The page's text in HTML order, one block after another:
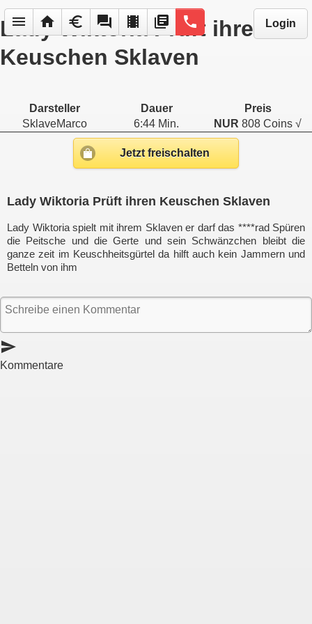
menu home euro forum local_movies library_books phone Login
Lady Wiktoria Prüft ihren
Keuschen Sklaven
Darsteller Dauer
Preis
SklaveMarco
6:44 Min. NUR 808 Coins √
Jetzt freischalten
Lady Wiktoria Prüft ihren Keuschen Sklaven
Lady Wiktoria spielt mit ihrem Sklaven er darf das ****rad Spüren
die Peitsche und die Gerte und sein Schwänzchen bleibt die
ganze zeit im Keuschheitsgürtel da hilft auch kein Jammern und
Betteln von ihm
send
Kommentare